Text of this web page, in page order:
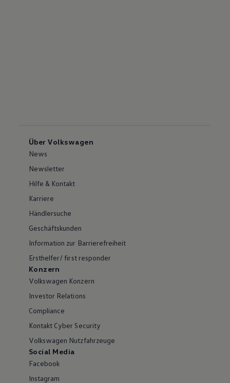
Über Volkswagen
News
Newsletter
Hilfe & Kontakt
Karriere
Händlersuche
Geschäftskunden
Information zur Barrierefreiheit
Ersthelfer/ first responder
Konzern
Volkswagen Konzern
Investor Relations
Compliance
Kontakt Cyber Security
Volkswagen Nutzfahrzeuge
Social Media
Facebook
Instagram